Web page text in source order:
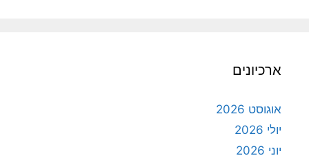
ארכיונים
אוגוסט 2026
יולי 2026
יוני 2026